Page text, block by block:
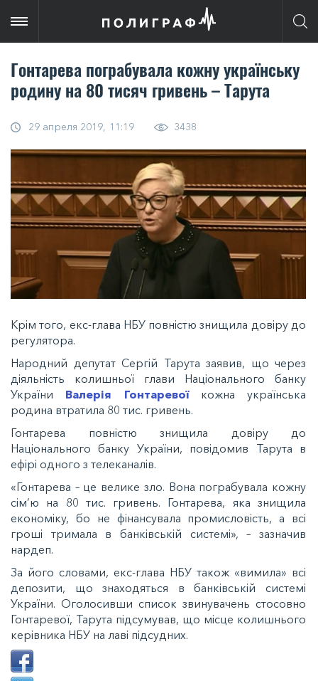
Гонтарева пограбувала кожну українську
родину на 80 тисяч гривень – Тарута
29 апреля 2019, 11:19 3438
Крім того, екс-глава НБУ повністю знищила довіру до
регулятора.
Народний депутат Сергій Тарута заявив, що через
діяльність колишньої глави Національного банку
України Валерія Гонтаревоїкожна українська
родина втратила 80 тис. гривень.
Гонтарева повністю знищила довіру до
Національного банку України, повідомив Тарута в
ефірі одного з телеканалів.
«Гонтарева – це велике зло. Вона пограбувала кожну
сім’ю на 80 тис. гривень. Гонтарева, яка знищила
економіку, бо не фінансувала промисловість, а всі
гроші тримала в банківській системі», – зазначив
нардеп.
За його словами, екс-глава НБУ також «вимила» всі
депозити, що знаходяться в банківській системі
України. Оголосивши список звинувачень стосовно
Гонтаревої, Тарута підсумував, що місце колишнього
керівника НБУ на лаві підсудних.